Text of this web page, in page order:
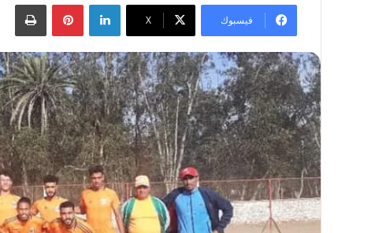
فيسبوك ‫X
لينكدإن بينتيريست